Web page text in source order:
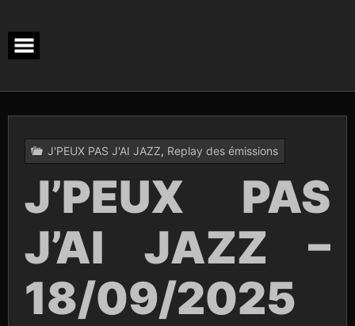
content
J'PEUX PAS J'AI JAZZ, Replay des émissions
J’PEUX PAS
J’AI JAZZ –
18/09/2025